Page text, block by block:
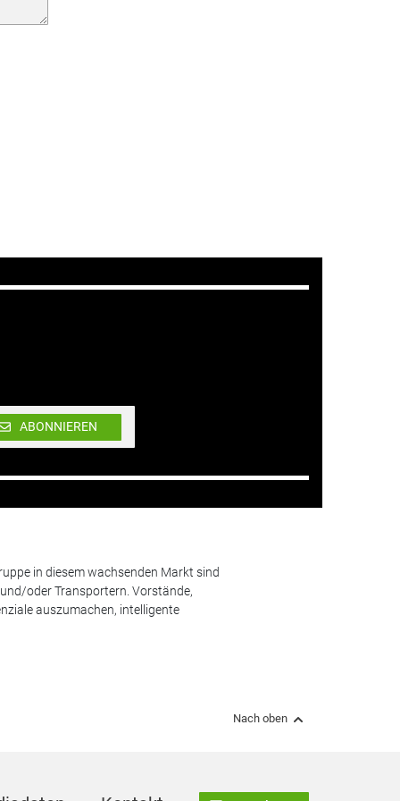
ABONNIEREN
in diesem wachsenden Markt sind
oder Transportern. Vorstände,
auszumachen, intelligente
Nach oben